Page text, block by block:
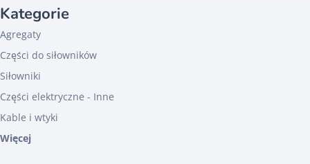
Kategorie
Agregaty
Części do siłowników
Siłowniki
Części elektryczne - Inne
Kable i wtyki
Więcej